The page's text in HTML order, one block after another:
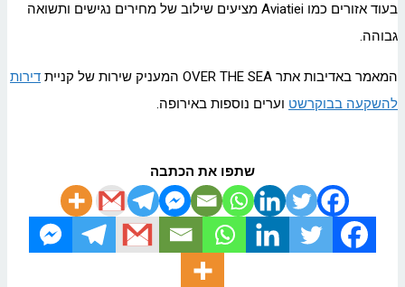
בעוד אזורים כמו Aviatiei מציעים שילוב של מחירים נגישים ותשואה
גבוהה.
המאמר באדיבות אתר OVER THE SEA המעניק שירות של קניית
דירות
להשקעה בבוקרשט וערים נוספות באירופה.
שתפו את הכתבה